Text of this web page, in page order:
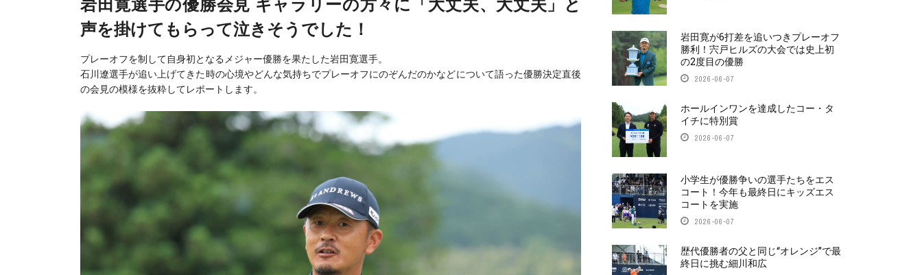
岩田寛選手の優勝会見 ギャラリーの方々に「大丈夫、大丈夫」と
声を掛けてもらって泣きそうでした！
プレーオフを制して自身初となるメジャー優勝を果たした岩田寛選手。
石川遼選手が追い上げてきた時の心境やどんな気持ちでプレーオフにのぞんだのかなどについて語った優勝決定直後
の会見の模様を抜粋してレポートします。
岩田寛が6打差を追いつきプレーオフ
勝利！宍戸ヒルズの大会では史上初
の2度目の優勝
2026-06-07
ホールインワンを達成したコー・タ
イチに特別賞
2026-06-07
小学生が優勝争いの選手たちをエス
コート！今年も最終日にキッズエス
コートを実施
2026-06-07
歴代優勝者の父と同じ“オレンジ”で最
終日に挑む細川和広